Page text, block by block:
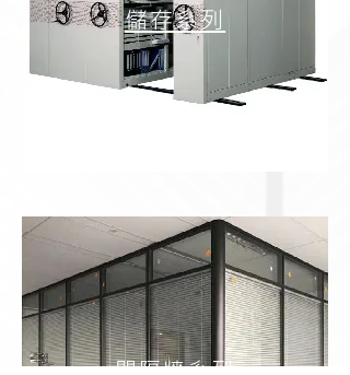
儲存系列